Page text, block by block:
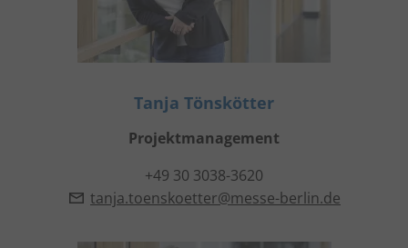
Tanja Tönskötter
Projektmanagement
+49 30 3038-3620
tanja.toenskoetter@messe-berlin.de